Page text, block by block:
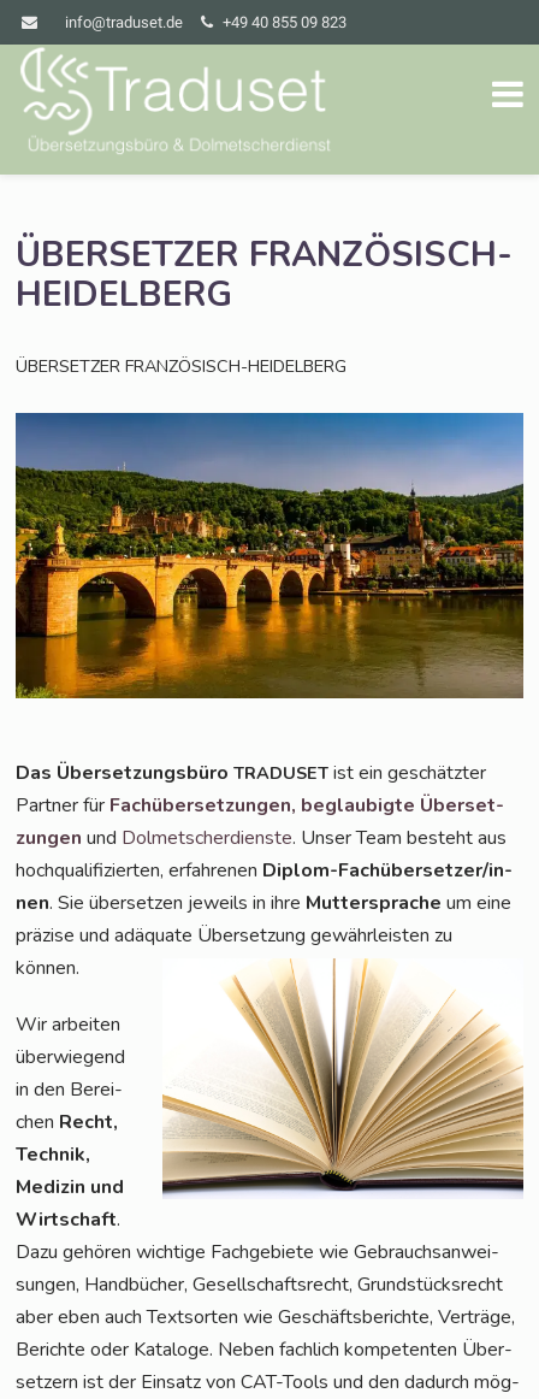
info@traduset.de +49 40 855 09 823
ÜBERSETZER FRANZÖSISCH-
HEIDELBERG
ÜBERSETZER FRANZÖSISCH-HEIDELBERG
Das Über­set­zungs­bü­roTRADUSET ist ein geschätz­ter
Part­ner für Fach­über­set­zun­gen, beglau­big­te Über­set­
zun­gen und Dol­met­scher­diens­te. Unser Team besteht aus
hoch­qua­li­fi­zier­ten, erfah­re­nen Diplom-Fach­über­set­zer/in­
nen. Sie über­set­zen jeweils in ihre Mut­ter­spra­che um eine
prä­zi­se und adäqua­te Über­set­zung gewähr­leis­ten zu
können.
Wir arbei­ten
über­wie­gend
in den Berei­
chen Recht,
Tech­nik,
Medi­zin und
Wirt­schaft.
Dazu gehö­ren wich­ti­ge Fach­ge­bie­te wie Gebrauchs­an­wei­
sun­gen, Hand­bü­cher, Gesell­schafts­recht, Grund­stücks­recht
aber eben auch Text­sor­ten wie Geschäfts­be­rich­te, Ver­trä­ge,
Berich­te oder Kata­lo­ge. Neben fach­lich kom­pe­ten­ten Über­
set­zern ist der Ein­satz von CAT-Tools und den dadurch mög­